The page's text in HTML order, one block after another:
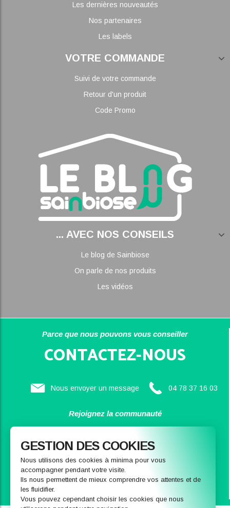
Les dernières nouveautés
Nos partenaires
Les labels
VOTRE COMMANDE
Suivi de votre commande
Retour d'un produit
Code Promo
... AVEC NOS CONSEILS
Le blog de Sainbiose
On parle de nos produits
Les vidéos
Parce que nous pouvons vous conseiller
CONTACTEZ-NOUS
Nous envoyer un message 04 78 37 16 03
Rejoignez la communauté
SAINBIOSE
GESTION DES COOKIES
Nous utilisons des cookies à minima pour vous
accompagner pendant votre visite.
Ils nous permettent de mieux comprendre vos attentes et de
les fluidifier.
Vous pouvez cependant choisir les cookies que nous